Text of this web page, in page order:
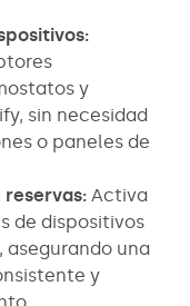
y
sin necesidad
o paneles de
Activa
de dispositivos
una
y